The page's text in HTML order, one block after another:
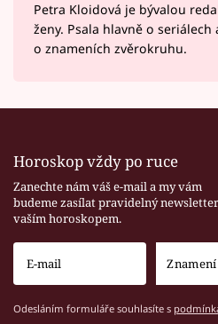
Petra Kloidová je bývalou
ženy. Psala hlavně o
o znameních zvěrokruhu.
Horoskop vždy po ruce
Zanechte nám váš e-mail a my vám
budeme zasílat pravidelný
vaším horoskopem.
Odesláním formuláře souhlasíte s